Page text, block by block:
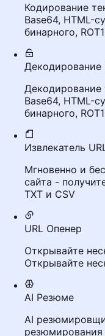
Кодирование
Base64, HTML-
бинарного,
Декодирование
Декодирование
Base64, HTML-
бинарного,
Извлекатель
Мгновенно и
сайта -
TXT и CSV
URL Опенер
Открывайте
Открывайте
AI Резюме
AI